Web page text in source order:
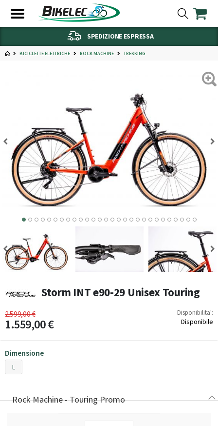
SPEDIZIONE ESPRESSA
BICICLETTE ELETTRICHE ROCK MACHINE TREKKING
1819202122232425262728
Storm INT e90-29 Unisex Touring
2.599,00 €
1.559,00 €
Disponibilita':
Disponibile
Dimensione
L
Rock Machine - Touring Promo